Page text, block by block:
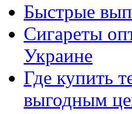
Быстрые
Сигареты
Украине
Где купить
выгодным